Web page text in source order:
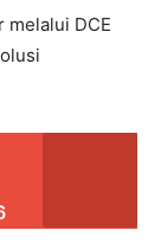
melalui DCE